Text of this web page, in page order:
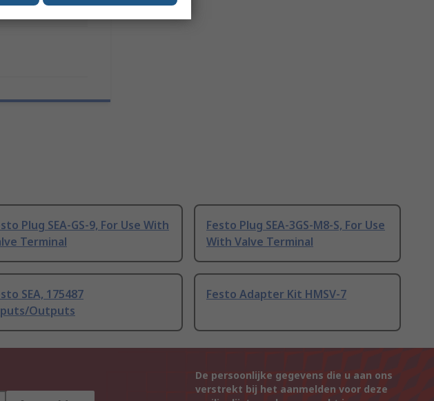
Plug SEA-GS-9, For Use With
Terminal
Festo Plug SEA-3GS-M8-S, For Use
With Valve Terminal
SEA, 175487
Outputs
Festo Adapter Kit HMSV-7
De persoonlijke gegevens die u aan ons
verstrekt bij het aanmelden voor deze